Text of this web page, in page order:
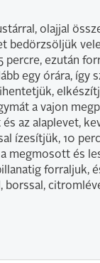
olajjal
bedörzsöljük
percre, ezután
egy órára, így
a vajon
az alaplevet,
ízesítjük, 10
megmosott és
forraljuk,
borssal,